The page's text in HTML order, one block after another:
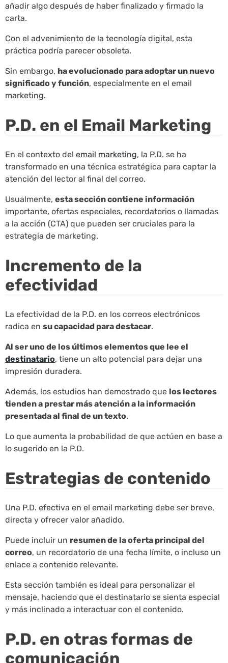
añadir algo después de haber finalizado y firmado la
carta.
Con el advenimiento de la tecnología digital, esta
práctica podría parecer obsoleta.
Sin embargo, ha evolucionado para adoptar un nuevo
significado y función, especialmente en el email
marketing.
P.D. en el Email Marketing
En el contexto del email marketing, la P.D. se ha
transformado en una técnica estratégica para captar la
atención del lector al final del correo.
Usualmente, esta sección contiene información
importante, ofertas especiales, recordatorios o llamadas
a la acción (CTA) que pueden ser cruciales para la
estrategia de marketing.
Incremento de la
efectividad
La efectividad de la P.D. en los correos electrónicos
radica en su capacidad para destacar.
Al ser uno de los últimos elementos que lee el
destinatario, tiene un alto potencial para dejar una
impresión duradera.
Además, los estudios han demostrado que los lectores
tienden a prestar más atención a la información
presentada al final de un texto.
Lo que aumenta la probabilidad de que actúen en base a
lo sugerido en la P.D.
Estrategias de contenido
Una P.D. efectiva en el email marketing debe ser breve,
directa y ofrecer valor añadido.
Puede incluir un resumen de la oferta principal del
correo, un recordatorio de una fecha límite, o incluso un
enlace a contenido relevante.
Esta sección también es ideal para personalizar el
mensaje, haciendo que el destinatario se sienta especial
y más inclinado a interactuar con el contenido.
P.D. en otras formas de
comunicación